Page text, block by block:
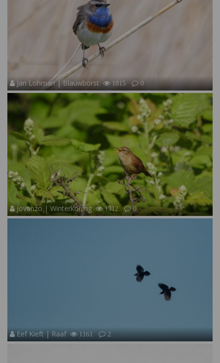
Jan Lohman | Blauwborst 1815 0
Jovanzo | Winterkoning 1312 0
Eef Kieft | Raaf 1161 2